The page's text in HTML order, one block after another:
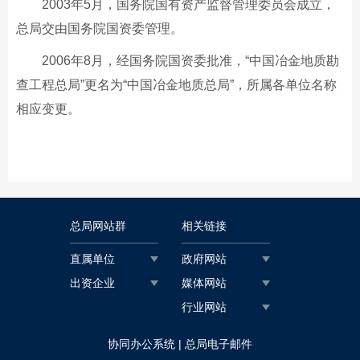
2003年5月，国务院国有资产监督管理委员会成立，
总局交由国务院国资委管理。
2006年8月，经国务院国资委批准，“中国冶金地质勘
查工程总局”更名为“中国冶金地质总局”，所属各单位名称
相应变更。
总局网站群
直属单位
出资企业
相关链接
政府网站
媒体网站
行业网站
协同办公系统 | 总局电子邮件